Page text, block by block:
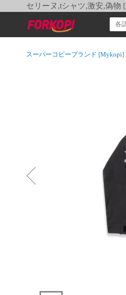
セリーヌ,tシャツ,激安,偽物
スーパーコピーブランド [Mykopi]